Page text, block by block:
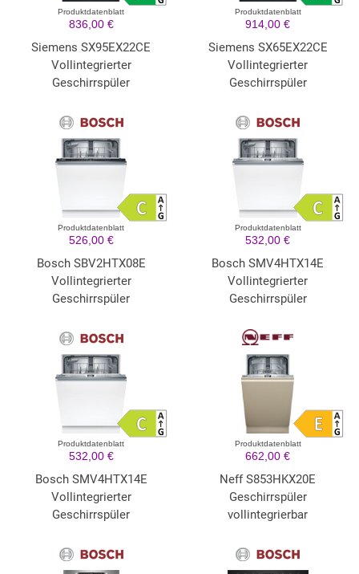
Produktdatenblatt
836,00 €
Siemens SX95EX22CE
Vollintegrierter
Geschirrspüler
Produktdatenblatt
914,00 €
Siemens SX65EX22CE
Vollintegrierter
Geschirrspüler
Produktdatenblatt
526,00 €
Bosch SBV2HTX08E
Vollintegrierter
Geschirrspüler
Produktdatenblatt
532,00 €
Bosch SMV4HTX14E
Vollintegrierter
Geschirrspüler
Produktdatenblatt
532,00 €
Bosch SMV4HTX14E
Vollintegrierter
Geschirrspüler
Produktdatenblatt
662,00 €
Neff S853HKX20E
Geschirrspüler
vollintegrierbar